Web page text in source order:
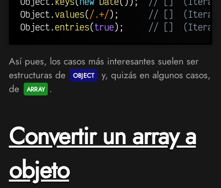
Object.values(/.+/) ;
// []  (Iterar
Object.entries(true) ; // []  (Iterar
Así pues, los casos más interesantes suelen ser
estructuras de
y, quizás en algunos casos,
de
.
Convertir un array a
objeto